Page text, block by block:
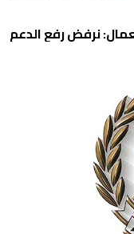
نرفض رفع الدعم